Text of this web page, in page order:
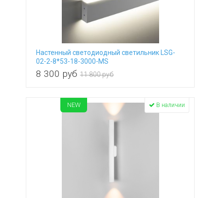
Настенный светодиодный светильник LSG-
02-2-8*53-18-3000-MS
8 300 руб 11 800 руб
NEW В наличии